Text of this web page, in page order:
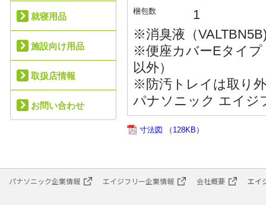
梱包数
1
※消臭液（
※便座カバーEタイ
以外）
※防汚トレイは取り
パナソニック エイジ
寸法図 （128KB）
就寝用品
施設向け用品
取扱店情報
お問い合わせ
パナソニック企業情報 エイジフリー企業情報 会社概要 エイ